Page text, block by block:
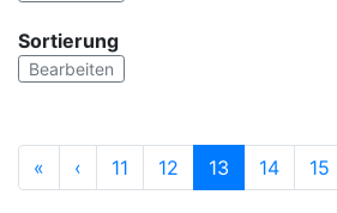
Sortierung
Bearbeiten
« ‹ 11 12 13 14 15